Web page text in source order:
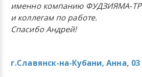
именно компанию ФУДЗИЯМА-
и коллегам по работе.
Спасибо Андрей!
г.Славянск-на-Кубани, Анна, 03